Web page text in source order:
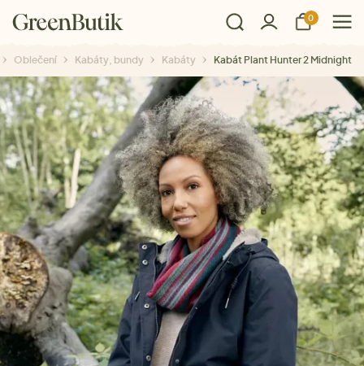
0
Oblečení Kabáty, bundy Kabáty Kabát Plant Hunter 2 Midnight